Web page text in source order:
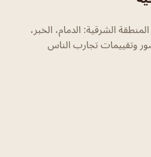
الشرقية: الدمام، الخبر،
وتقييمات تجارب الناس